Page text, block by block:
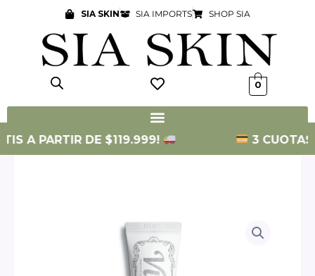
contenido
SIA SKIN SIA IMPORTS SHOP SIA
0
A PARTIR DE $119.999! 3 CUOTAS